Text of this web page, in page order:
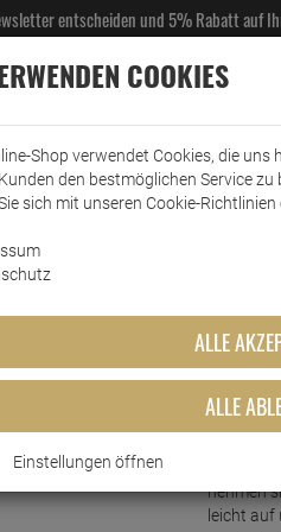
entscheiden und 5% Rabatt auf
& GASTROBEDARF DROGERIE KÜCHE
80
nehmen
leicht auf
COOKIES
Shop verwendet Cookies, die
den bestmöglichen Service zu
sich mit unseren Cookie-Richtlinien
ALLE
ALLE
Einstellungen öffnen